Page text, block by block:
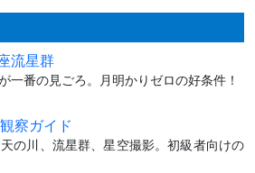
流星群
一番の見ごろ。月明かりゼロの好条件！
察ガイド
の川、流星群、星空撮影。初級者向けの